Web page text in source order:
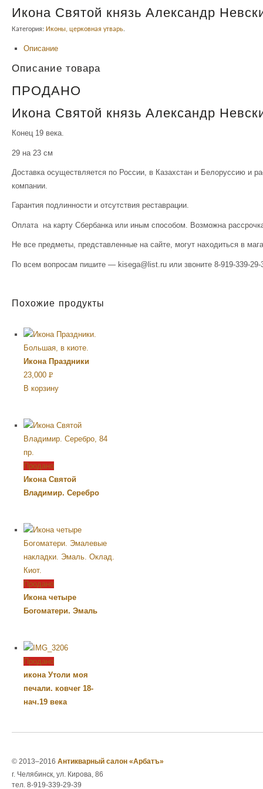
Икона Святой князь Александр
Категория: Иконы, церковная утварь.
Описание
Описание товара
ПРОДАНО
Икона Святой князь Александр
Конец 19 века.
29 на 23 см
Доставка осуществляется по России, в Казахстан и Белоруссию и
компании.
Гарантия подлинности и отсутствия реставрации.
Оплата на карту Сбербанка или иным способом. Возможна
Не все предметы, представленные на сайте, могут находиться в
По всем вопросам пишите — kisega@list.ru или звоните 8-919-339-29-
Похожие продукты
Икона Праздники
23,000 Р
УБ.
В корзину
Продано
Икона Святой
Владимир. Серебро
Продано
Икона четыре
Богоматери. Эмаль
Продано
икона Утоли моя
печали. ковчег 18-
нач.19 века
© 2013–2016 Антикварный салон «Арбатъ»
г. Челябинск, ул. Кирова, 86
тел. 8-919-339-29-39